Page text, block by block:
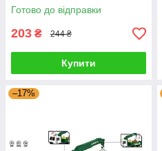
Готово до відправки
203 ₴ 244 ₴
Купити
–17%